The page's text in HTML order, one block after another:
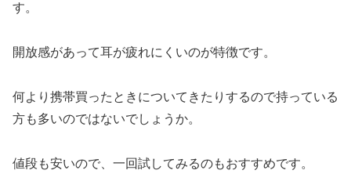
す。
開放感があって耳が疲れにくいのが特徴です。
何より携帯買ったときについてきたりするので持っている
方も多いのではないでしょうか。
値段も安いので、一回試してみるのもおすすめです。